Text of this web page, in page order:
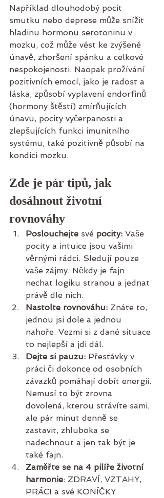
Například dlouhodobý pocit
smutku nebo deprese může snížit
hladinu hormonu serotoninu v
mozku, což může vést ke zvýšené
únavě, zhoršení spánku a celkové
nespokojenosti. Naopak prožívání
pozitivních emocí, jako je radost a
láska, způsobí vyplavení endorfinů
(hormony štěstí) zmírňujících
únavu, pocity vyčerpanosti a
zlepšujících funkci imunitního
systému, také pozitivně působí na
kondici mozku.
Zde je pár tipů, jak
dosáhnout životní
rovnováhy
Poslouchejte své pocity: Vaše
pocity a intuice jsou vašimi
věrnými rádci. Sledují pouze
vaše zájmy. Někdy je fajn
nechat logiku stranou a jednat
právě dle nich.
Nastolte rovnováhu: Znáte to,
jednou jsi dole a jednou
nahoře. Vezmi si z dané situace
to nejlepší a jdi dál.
Dejte si pauzu: Přestávky v
práci či dokonce od osobních
závazků pomáhají dobít energii.
Nemusí to být zrovna
dovolená, kterou strávíte sami,
ale pár minut denně se
zastavit, zhluboka se
nadechnout a jen tak být je
také fajn.
Zaměřte se na 4 pilíře životní
harmonie: ZDRAVÍ, VZTAHY,
PRÁCI a své KONÍČKY